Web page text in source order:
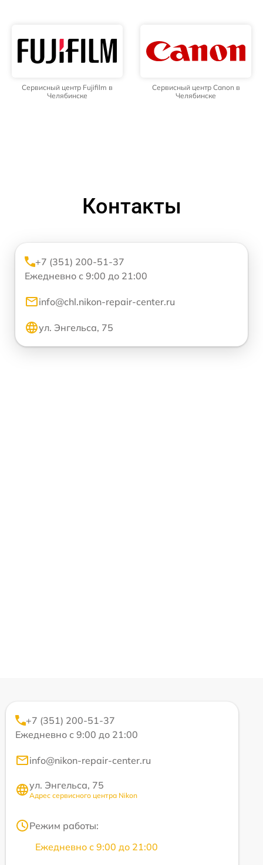
Сервисный центр Fujifilm в
Челябинске
Сервисный центр Canon в
Челябинске
Контакты
+7 (351) 200-51-37
Ежедневно с 9:00 до 21:00
info@chl.nikon-repair-center.ru
ул. Энгельса, 75
+7 (351) 200-51-37
Ежедневно с 9:00 до 21:00
info@nikon-repair-center.ru
ул. Энгельса, 75
Адрес сервисного центра Nikon
Режим работы:
Ежедневно с 9:00 до 21:00